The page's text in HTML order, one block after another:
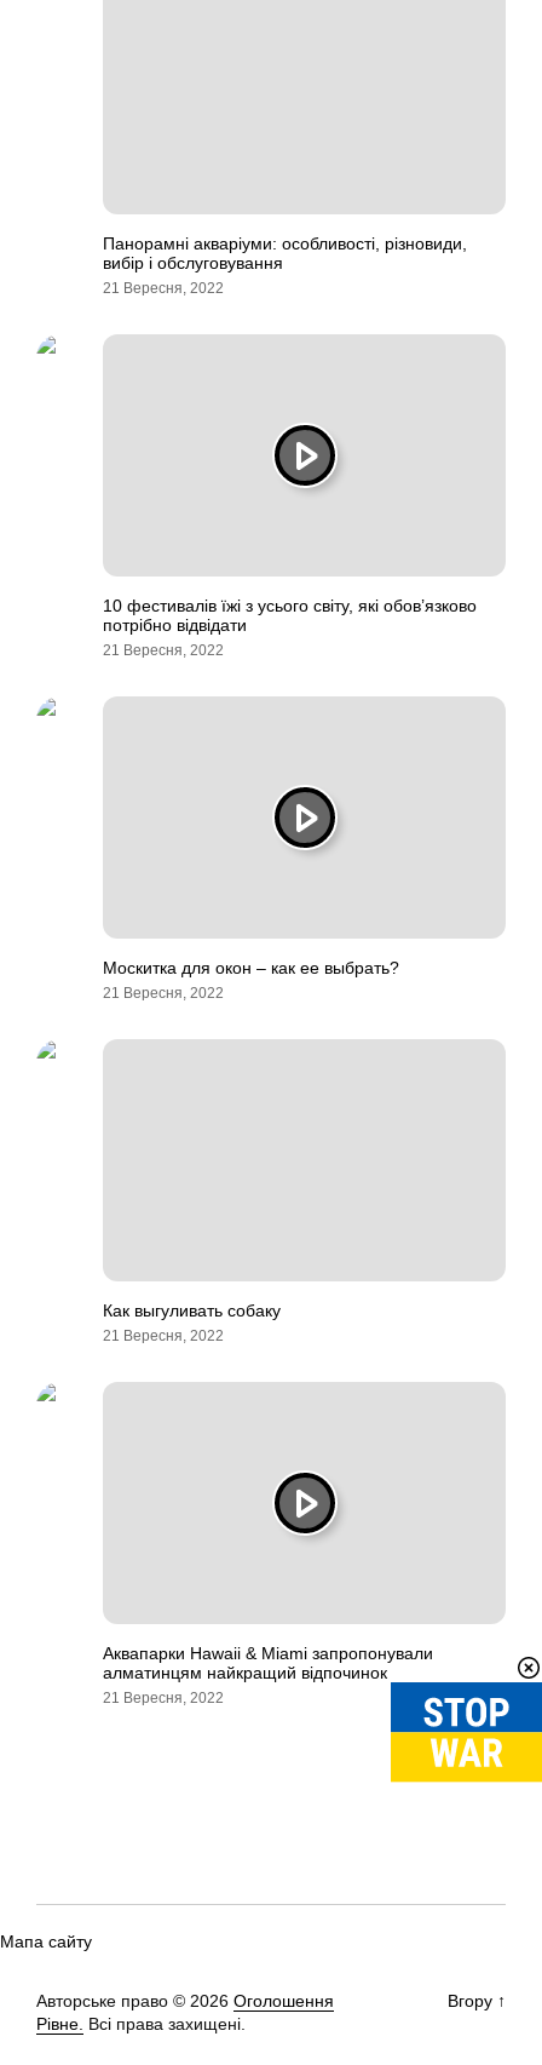
Панорамні акваріуми: особливості, різновиди,
вибір і обслуговування
21 Вересня, 2022
10 фестивалів їжі з усього світу, які обов’язково
потрібно відвідати
21 Вересня, 2022
Москитка для окон – как ее выбрать?
21 Вересня, 2022
Как выгуливать собаку
21 Вересня, 2022
Аквапарки Hawaii & Miami запропонували
алматинцям найкращий відпочинок
21 Вересня, 2022
Мапа сайту
Авторське право © 2026 Оголошення
Рівне. Всі права захищені.
Вгору ↑